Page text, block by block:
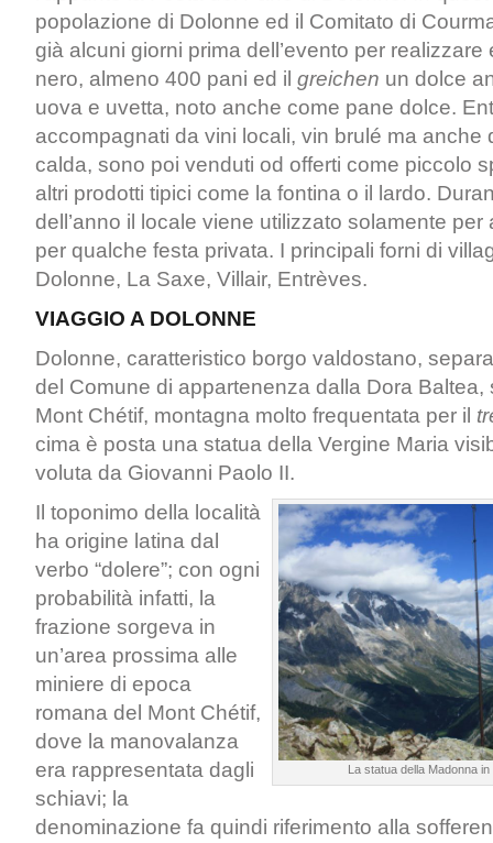
popolazione di Dolonne ed il Comitato di
già alcuni giorni prima dell’evento per
nero, almeno 400 pani ed il greichen un dolce
uova e uvetta, noto anche come pane dolce.
accompagnati da vini locali, vin brulé ma anche
calda, sono poi venduti od offerti come piccolo
altri prodotti tipici come la fontina o il lardo.
dell’anno il locale viene utilizzato solamente per
per qualche festa privata. I principali forni di
Dolonne, La Saxe, Villair, Entrèves.
VIAGGIO A DOLONNE
Dolonne, caratteristico borgo valdostano,
del Comune di appartenenza dalla Dora Baltea,
Mont Chétif, montagna molto frequentata per il
cima è posta una statua della Vergine Maria
voluta da Giovanni Paolo II.
La statua della Madonna
Il toponimo della località
ha origine latina dal
verbo “dolere”; con ogni
probabilità infatti, la
frazione sorgeva in
un’area prossima alle
miniere di epoca
romana del Mont Chétif,
dove la manovalanza
era rappresentata dagli
schiavi; la
denominazione fa quindi riferimento alla